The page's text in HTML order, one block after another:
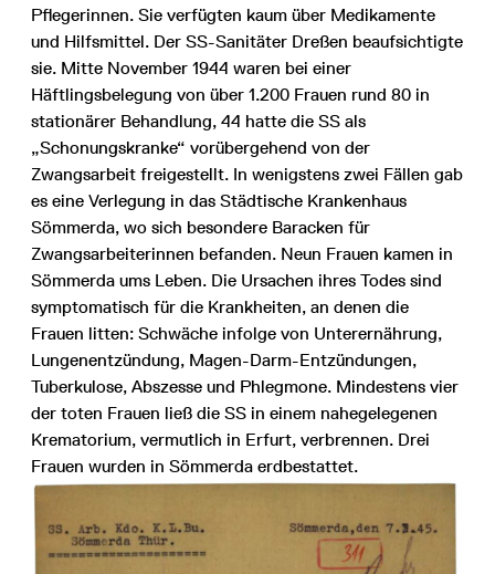
Pflegerinnen. Sie verfügten kaum über Medikamente
und Hilfsmittel. Der SS-Sanitäter Dreßen beaufsichtigte
sie. Mitte November 1944 waren bei einer
Häftlingsbelegung von über 1.200 Frauen rund 80 in
stationärer Behandlung, 44 hatte die SS als
„Schonungskranke“ vorübergehend von der
Zwangsarbeit freigestellt. In wenigstens zwei Fällen gab
es eine Verlegung in das Städtische Krankenhaus
Sömmerda, wo sich besondere Baracken für
Zwangsarbeiterinnen befanden. Neun Frauen kamen in
Sömmerda ums Leben. Die Ursachen ihres Todes sind
symptomatisch für die Krankheiten, an denen die
Frauen litten: Schwäche infolge von Unterernährung,
Lungenentzündung, Magen-Darm-Entzündungen,
Tuberkulose, Abszesse und Phlegmone. Mindestens vier
der toten Frauen ließ die SS in einem nahegelegenen
Krematorium, vermutlich in Erfurt, verbrennen. Drei
Frauen wurden in Sömmerda erdbestattet.